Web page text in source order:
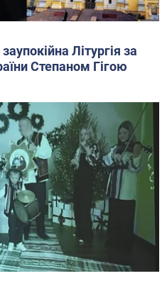
Літургія за
Степаном Гігою